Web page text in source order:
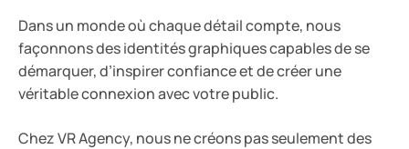
Dans un monde où chaque détail compte, nous
façonnons des identités graphiques capables de se
démarquer, d’inspirer confiance et de créer une
véritable connexion avec votre public.
Chez VR Agency, nous ne créons pas seulement des